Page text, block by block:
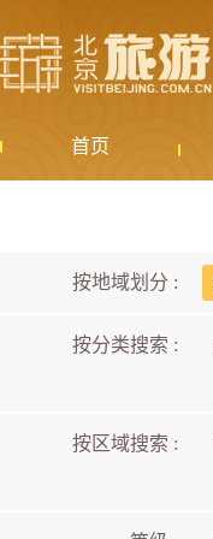
首页
按地域划分 :
按分类搜索 :
按区域搜索 :